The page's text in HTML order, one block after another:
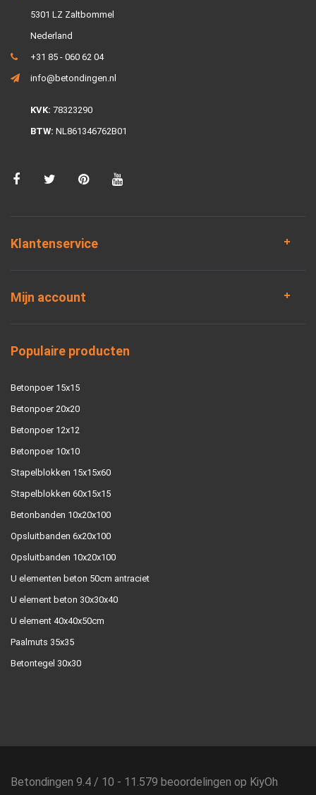
5301 LZ Zaltbommel
Nederland
+31 85 - 060 62 04
info@betondingen.nl
KVK: 78323290
BTW: NL861346762B01
Klantenservice
Mijn account
Populaire producten
Betonpoer 15x15
Betonpoer 20x20
Betonpoer 12x12
Betonpoer 10x10
Stapelblokken 15x15x60
Stapelblokken 60x15x15
Betonbanden 10x20x100
Opsluitbanden 6x20x100
Opsluitbanden 10x20x100
U elementen beton 50cm antraciet
U element beton 30x30x40
U element 40x40x50cm
Paalmuts 35x35
Betontegel 30x30
Betondingen 9.4 / 10 - 11.579 beoordelingen op KiyOh